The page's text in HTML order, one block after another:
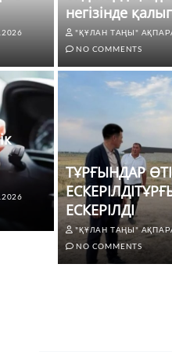
NO COMMENTS
негізінде
"ҚҰЛАН ТАҢЫ"
NO COMMENTS
ТҰРҒЫНДАР
ЕСКЕРІЛДІ
"ҚҰЛАН ТАҢЫ"
NO COMMENTS